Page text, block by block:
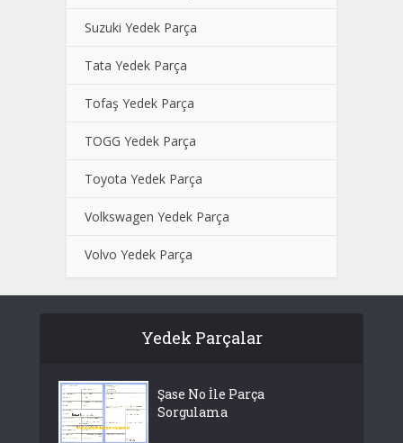
Suzuki Yedek Parça
Tata Yedek Parça
Tofaş Yedek Parça
TOGG Yedek Parça
Toyota Yedek Parça
Volkswagen Yedek Parça
Volvo Yedek Parça
Yedek Parçalar
Şase No İle Parça
Sorgulama